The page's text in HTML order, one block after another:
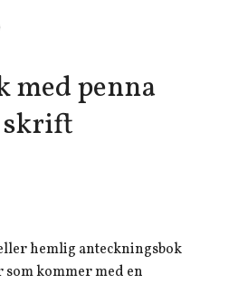
med penna
skrift
hemlig anteckningsbok
kommer med en